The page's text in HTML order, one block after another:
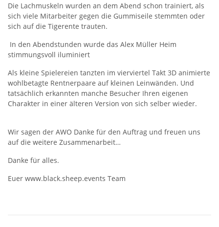
Die Lachmuskeln wurden an dem Abend schon trainiert, als
sich viele Mitarbeiter gegen die Gummiseile stemmten oder
sich auf die Tigerente trauten.
In den Abendstunden wurde das Alex Müller Heim
stimmungsvoll iluminiert
Als kleine Spielereien tanzten im vierviertel Takt 3D animierte
wohlbetagte Rentnerpaare auf kleinen Leinwänden. Und
tatsächlich erkannten manche Besucher Ihren eigenen
Charakter in einer älteren Version von sich selber wieder.
Wir sagen der AWO Danke für den Auftrag und freuen uns
auf die weitere Zusammenarbeit…
Danke für alles.
Euer www.black.sheep.events Team